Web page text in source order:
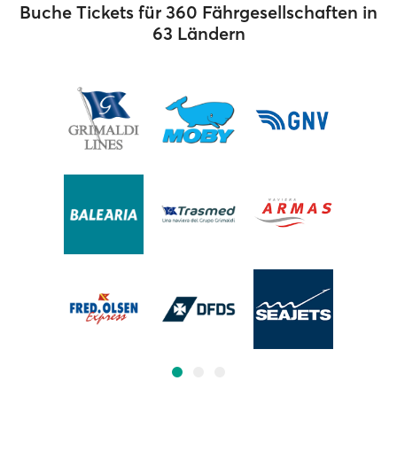
Buche Tickets für 360 Fährgesellschaften in
63 Ländern